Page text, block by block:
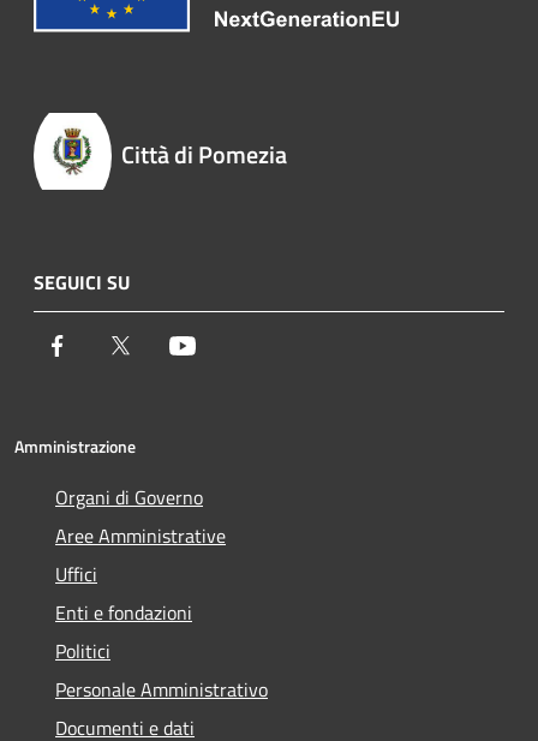
Città di Pomezia
SEGUICI SU
Facebook Twitter
Amministrazione
Organi di Governo
Aree Amministrative
Uffici
Enti e fondazioni
Politici
Personale Amministrativo
Documenti e dati